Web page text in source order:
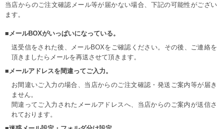
当店からのご注文確認メール等が届かない場合、下記の可能性がござい
ます。
■メールBOXがいっぱいになっている。
送受信をされた後、メールBOXをご確認ください。その後、ご連絡を
頂きましたらメールを再送させて頂きます。
■メールアドレスを間違ってご入力。
お間違いご入力の場合、当店からのご注文確認・発送ご案内等が届き
ません。
間違ってご入力されたメールアドレスへ、当店からのご案内が送信さ
れております。